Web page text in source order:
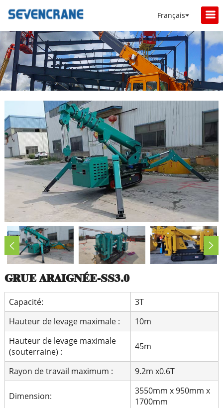
Français
GRUE ARAIGNÉE-SS3.0
Capacité:
3T
Hauteur de levage maximale :
10m
Hauteur de levage maximale
(souterraine) :
45m
Rayon de travail maximum : 9.2m x0.6T
Dimension:
3550mm x 950mm x
1700mm